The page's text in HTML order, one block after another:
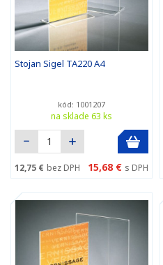
Stojan Sigel TA220 A4
kód: 1001207
na sklade 63 ks
12,75 € bez DPH 15,68 € s DPH